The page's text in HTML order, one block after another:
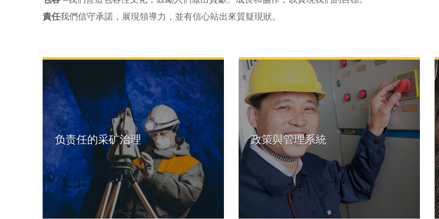
責任我們信守承諾，展現領導力，並有信心站出來質疑現狀。
负责任的采矿治理 政策與管理系統